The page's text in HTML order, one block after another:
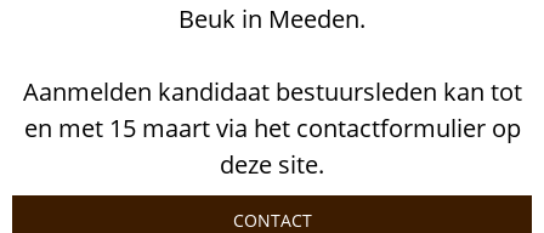
Beuk in Meeden.
Aanmelden kandidaat bestuursleden kan tot
en met 15 maart via het contactformulier op
deze site.
CONTACT